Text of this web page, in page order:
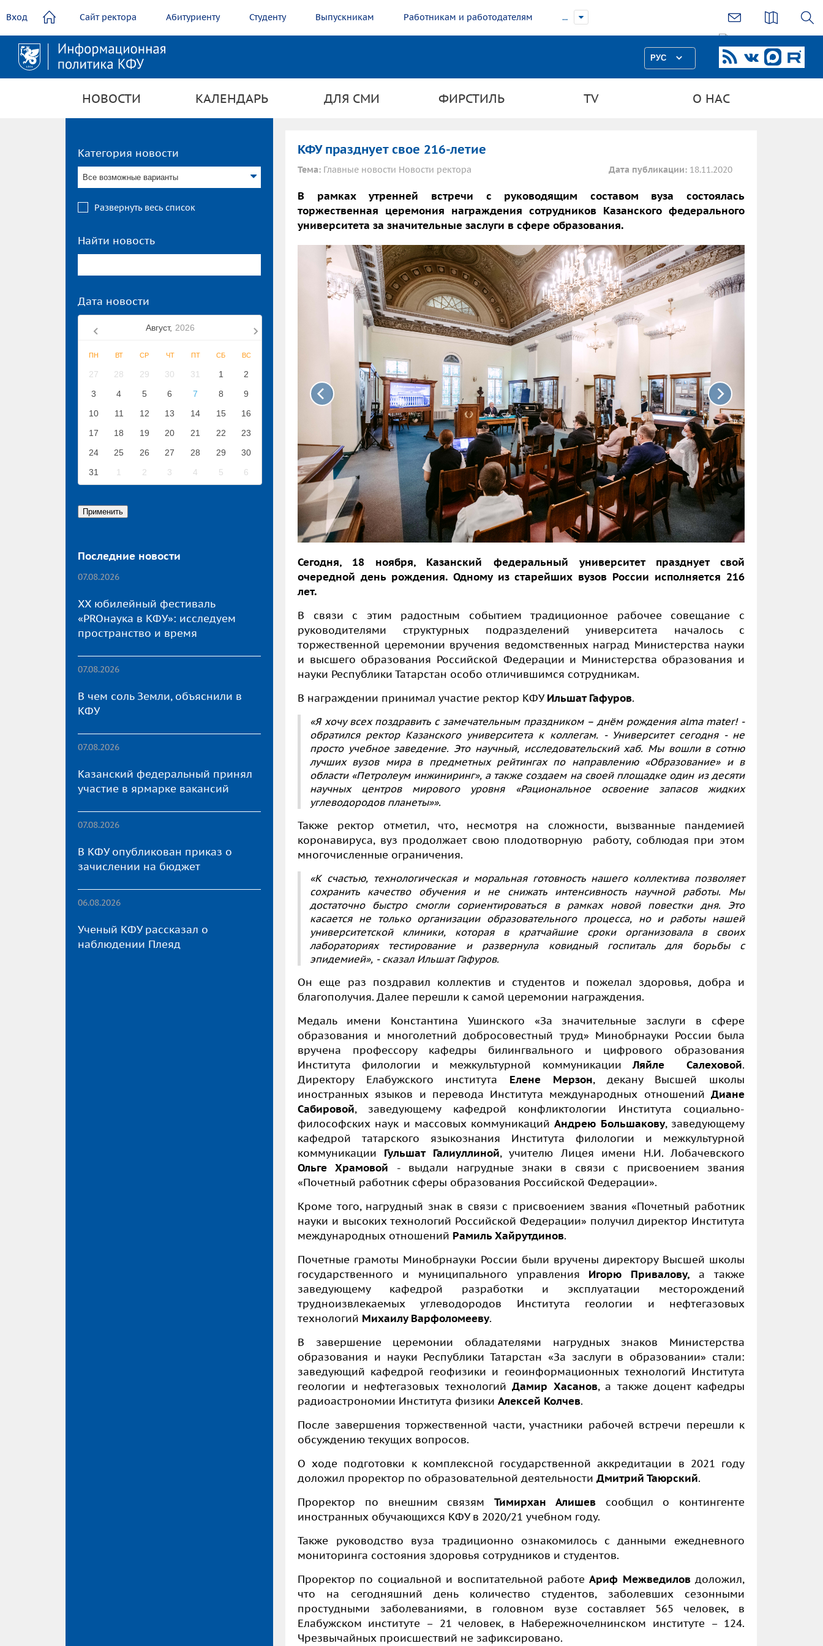
содержанию
Вход Сайт ректора Абитуриенту Студенту Выпускникам Работникам и работодателям ...
РУС
НОВОСТИ КАЛЕНДАРЬ ДЛЯ СМИ ФИРСТИЛЬ TV О НАС
Категория новости
Все возможные варианты
Развернуть весь список
Найти новость
Дата новости
Август, 2026
ПН ВТ СР ЧТ ПТ СБ ВС
27 28 29 30 31 1
2
3
4 5 6 7 8
9
10
11 12 13 14 15
16
17
18 19 20 21 22
23
24
25 26 27 28 29
30
31
1 2 3 4 5 6
Последние новости
07.08.2026
XX юбилейный фестиваль
«PROнаука в КФУ»: исследуем
пространство и время
07.08.2026
В чем соль Земли, объяснили в
КФУ
07.08.2026
Казанский федеральный принял
участие в ярмарке вакансий
07.08.2026
В КФУ опубликован приказ о
зачислении на бюджет
06.08.2026
Ученый КФУ рассказал о
наблюдении Плеяд
КФУ празднует свое 216-летие
Тема: Главные новости Новости ректора Дата публикации: 18.11.2020
В рамках утренней встречи с руководящим составом вуза состоялась
торжественная церемония награждения сотрудников Казанского федерального
университета за значительные заслуги в сфере образования.
Сегодня, 18 ноября, Казанский федеральный университет празднует свой
очередной день рождения. Одному из старейших вузов России исполняется 216
лет.
В связи с этим радостным событием традиционное рабочее совещание с
руководителями структурных подразделений университета началось с
торжественной церемонии вручения ведомственных наград Министерства науки
и высшего образования Российской Федерации и Министерства образования и
науки Республики Татарстан особо отличившимся сотрудникам.
В награждении принимал участие ректор КФУИльшат Гафуров.
«Я хочу всех поздравить с замечательным праздником – днём рождения alma mater! -
обратился ректор Казанского университета к коллегам. - Университет сегодня - не
просто учебное заведение. Это научный, исследовательский хаб. Мы вошли в сотню
лучших вузов мира в предметных рейтингах по направлению «Образование» и в
области «Петролеум инжиниринг», а также создаем на своей площадке один из десяти
научных центров мирового уровня «Рациональное освоение запасов жидких
углеводородов планеты»».
Также ректор отметил, что, несмотря на сложности, вызванные пандемией
коронавируса, вуз продолжает свою плодотворную работу, соблюдая при этом
многочисленные ограничения.
«К счастью, технологическая и моральная готовность нашего коллектива позволяет
сохранить качество обучения и не снижать интенсивность научной работы. Мы
достаточно быстро смогли сориентироваться в рамках новой повестки дня. Это
касается не только организации образовательного процесса, но и работы нашей
университетской клиники, которая в кратчайшие сроки организовала в своих
лабораториях тестирование и развернула ковидный госпиталь для борьбы с
эпидемией», - сказал Ильшат Гафуров.
Он еще раз поздравил коллектив и студентов и пожелал здоровья, добра и
благополучия. Далее перешли к самой церемонии награждения.
Медаль имени Константина Ушинского «За значительные заслуги в сфере
образования и многолетний добросовестный труд» Минобрнауки России была
вручена профессору кафедры билингвального и цифрового образования
Института филологии и межкультурной коммуникацииЛяйле Салеховой.
Директору Елабужского института Елене Мерзон, декану Высшей школы
иностранных языков и перевода Института международных отношений Диане
Сабировой, заведующему кафедрой конфликтологии Института социально-
философских наук и массовых коммуникацийАндрею Большакову, заведующему
кафедрой татарского языкознания Института филологии и межкультурной
коммуникации Гульшат Галиуллиной, учителю Лицея имени Н.И. Лобачевского
Ольге Храмовой - выдали нагрудные знаки в связи с присвоением звания
«Почетный работник сферы образования Российской Федерации».
Кроме того, нагрудный знак в связи с присвоением звания «Почетный работник
науки и высоких технологий Российской Федерации» получил директор Института
международных отношений Рамиль Хайрутдинов.
Почетные грамоты Минобрнауки России были вручены директору Высшей школы
государственного и муниципального управления Игорю Привалову, а также
заведующему кафедрой разработки и эксплуатации месторождений
трудноизвлекаемых углеводородов Института геологии и нефтегазовых
технологий Михаилу Варфоломееву.
В завершение церемонии обладателями нагрудных знаков Министерства
образования и науки Республики Татарстан «За заслуги в образовании» стали:
заведующий кафедрой геофизики и геоинформационных технологий Института
геологии и нефтегазовых технологийДамир Хасанов, а также доцент кафедры
радиоастрономии Института физики Алексей Колчев.
После завершения торжественной части, участники рабочей встречи перешли к
обсуждению текущих вопросов.
О ходе подготовки к комплексной государственной аккредитации в 2021 году
доложил проректор по образовательной деятельности Дмитрий Таюрский.
Проректор по внешним связям Тимирхан Алишевсообщил о контингенте
иностранных обучающихся КФУ в 2020/21 учебном году.
Также руководство вуза традиционно ознакомилось с данными ежедневного
мониторинга состояния здоровья сотрудников и студентов.
Проректор по социальной и воспитательной работеАриф Межведиловдоложил,
что на сегодняшний деньколичество студентов, заболевших сезонными
простудными заболеваниями, в головном вузе составляет 565 человек, в
Елабужском институте – 21 человек, в Набережночелнинском институте – 124.
Чрезвычайных происшествий не зафиксировано.